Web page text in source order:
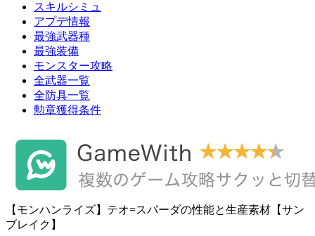
スキルシミュ
アプデ情報
最強武器種
最強装備
モンスター攻略
全武器一覧
全防具一覧
勲章獲得条件
【モンハンライズ】テオ=スパーダの性能と生産素材【サン
ブレイク】